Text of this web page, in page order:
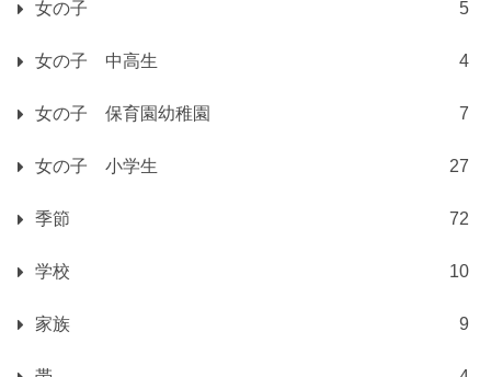
女の子 5
女の子 中高生 4
女の子 保育園幼稚園 7
女の子 小学生 27
季節 72
学校 10
家族 9